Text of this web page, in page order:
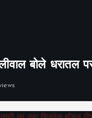
बोले धरातल